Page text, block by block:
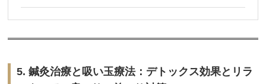
5. 鍼灸治療と吸い玉療法：デトックス効果とリラ